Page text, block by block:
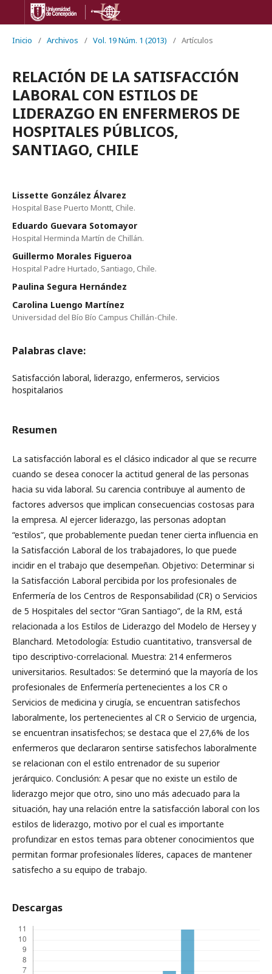
Inicio / Archivos / Vol. 19 Núm. 1 (2013) / Artículos
RELACIÓN DE LA SATISFACCIÓN
LABORAL CON ESTILOS DE
LIDERAZGO EN ENFERMEROS DE
HOSPITALES PÚBLICOS,
SANTIAGO, CHILE
Lissette González Álvarez
Hospital Base Puerto Montt, Chile.
Eduardo Guevara Sotomayor
Hospital Herminda Martín de Chillán.
Guillermo Morales Figueroa
Hospital Padre Hurtado, Santiago, Chile.
Paulina Segura Hernández
Carolina Luengo Martínez
Universidad del Bío Bío Campus Chillán-Chile.
Palabras clave:
Satisfacción laboral, liderazgo, enfermeros, servicios
hospitalarios
Resumen
La satisfacción laboral es el clásico indicador al que se recurre
cuando se desea conocer la actitud general de las personas
hacia su vida laboral. Su carencia contribuye al aumento de
factores adversos que implican consecuencias costosas para
la empresa. Al ejercer liderazgo, las personas adoptan
“estilos”, que probablemente puedan tener cierta influencia en
la Satisfacción Laboral de los trabajadores, lo que puede
incidir en el trabajo que desempeñan. Objetivo: Determinar si
la Satisfacción Laboral percibida por los profesionales de
Enfermería de los Centros de Responsabilidad (CR) o Servicios
de 5 Hospitales del sector “Gran Santiago”, de la RM, está
relacionada a los Estilos de Liderazgo del Modelo de Hersey y
Blanchard. Metodología: Estudio cuantitativo, transversal de
tipo descriptivo-correlacional. Muestra: 214 enfermeros
universitarios. Resultados: Se determinó que la mayoría de los
profesionales de Enfermería pertenecientes a los CR o
Servicios de medicina y cirugía, se encuentran satisfechos
laboralmente, los pertenecientes al CR o Servicio de urgencia,
se encuentran insatisfechos; se destaca que el 27,6% de los
enfermeros que declararon sentirse satisfechos laboralmente
se relacionan con el estilo entrenador de su superior
jerárquico. Conclusión: A pesar que no existe un estilo de
liderazgo mejor que otro, sino uno más adecuado para la
situación, hay una relación entre la satisfacción laboral con los
estilos de liderazgo, motivo por el cual es importante
profundizar en estos temas para obtener conocimientos que
permitan formar profesionales líderes, capaces de mantener
satisfecho a su equipo de trabajo.
Descargas